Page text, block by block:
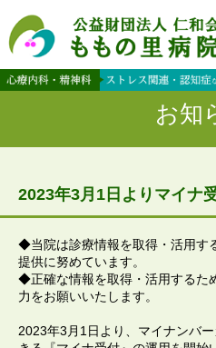
お知
2023年3月1日よりマイナ
◆当院は診療情報を取得・活用す
提供に努めています。
◆正確な情報を取得・活用するた
力をお願いいたします。
2023年3月1日より、マイナンバ